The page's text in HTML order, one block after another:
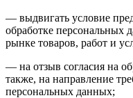
— выдвигать условие
обработке персональных
рынке товаров, работ и
— на отзыв согласия на
также, на направление
персональных данных;